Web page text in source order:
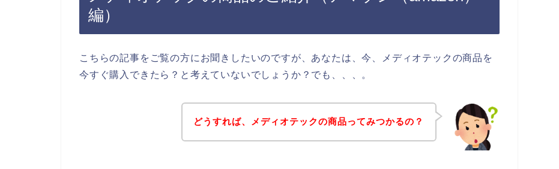
編）
こちらの記事をご覧の方にお聞きしたいのですが、あなたは、今、メディオテックの商品を
今すぐ購入できたら？と考えていないでしょうか？でも、、、。
どうすれば、メディオテックの商品ってみつかるの？